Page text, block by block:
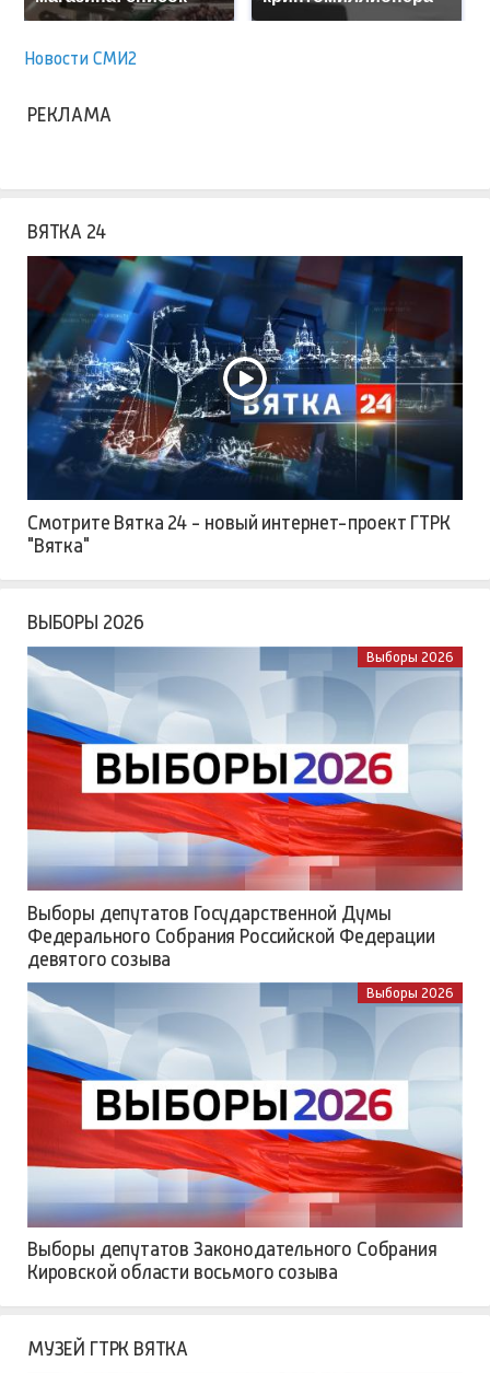
Новости СМИ2
РЕКЛАМА
ВЯТКА 24
Смотрите Вятка 24 - новый интернет-проект ГТРК
"Вятка"
ВЫБОРЫ 2026
Выборы 2026
Выборы депутатов Государственной Думы
Федерального Собрания Российской Федерации
девятого созыва
Выборы 2026
Выборы депутатов Законодательного Собрания
Кировской области восьмого созыва
МУЗЕЙ ГТРК ВЯТКА